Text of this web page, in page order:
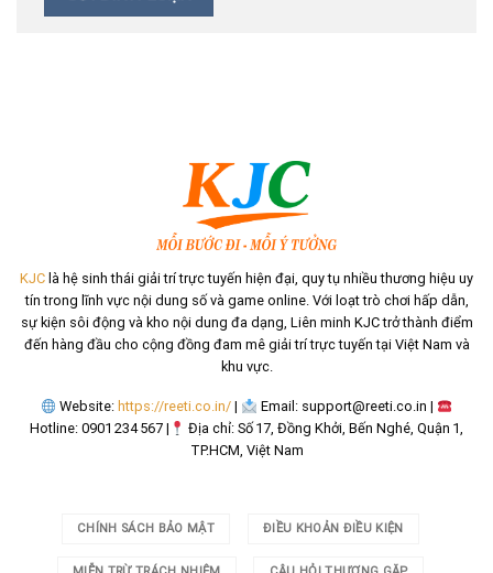
KJC là hệ sinh thái giải trí trực tuyến hiện đại, quy tụ nhiều thương hiệu uy
tín trong lĩnh vực nội dung số và game online. Với loạt trò chơi hấp dẫn,
sự kiện sôi động và kho nội dung đa dạng, Liên minh KJC trở thành điểm
đến hàng đầu cho cộng đồng đam mê giải trí trực tuyến tại Việt Nam và
khu vực.
Website: https://reeti.co.in/ | Email: support@reeti.co.in |
Hotline: 0901 234 567 |
Địa chỉ: Số 17, Đồng Khởi, Bến Nghé, Quận 1,
TP.HCM, Việt Nam
CHÍNH SÁCH BẢO MẬT ĐIỀU KHOẢN ĐIỀU KIỆN